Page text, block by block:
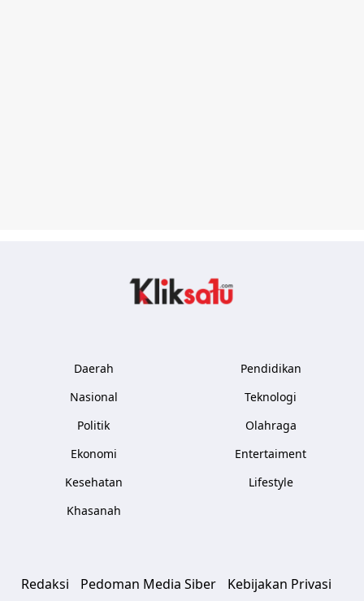
Daerah
Nasional
Politik
Ekonomi
Kesehatan
Khasanah
Pendidikan
Teknologi
Olahraga
Entertaiment
Lifestyle
Redaksi Pedoman Media Siber Kebijakan Privasi